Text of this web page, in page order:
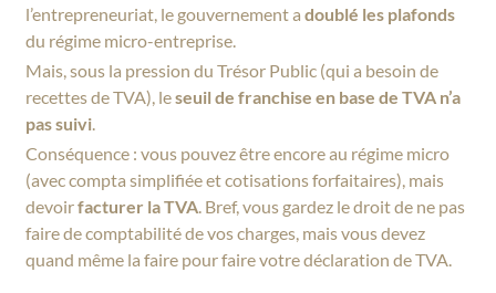
l’entrepreneuriat, le gouvernement adoublé les plafonds
du régime micro-entreprise.
Mais, sous la pression du Trésor Public (qui a besoin de
recettes de TVA), leseuil de franchise en base de TVA n’a
pas suivi.
Conséquence : vous pouvez être encore au régime micro
(avec compta simplifiée et cotisations forfaitaires), mais
devoirfacturer la TVA. Bref, vous gardez le droit de ne pas
faire de comptabilité de vos charges, mais vous devez
quand même la faire pour faire votre déclaration de TVA.